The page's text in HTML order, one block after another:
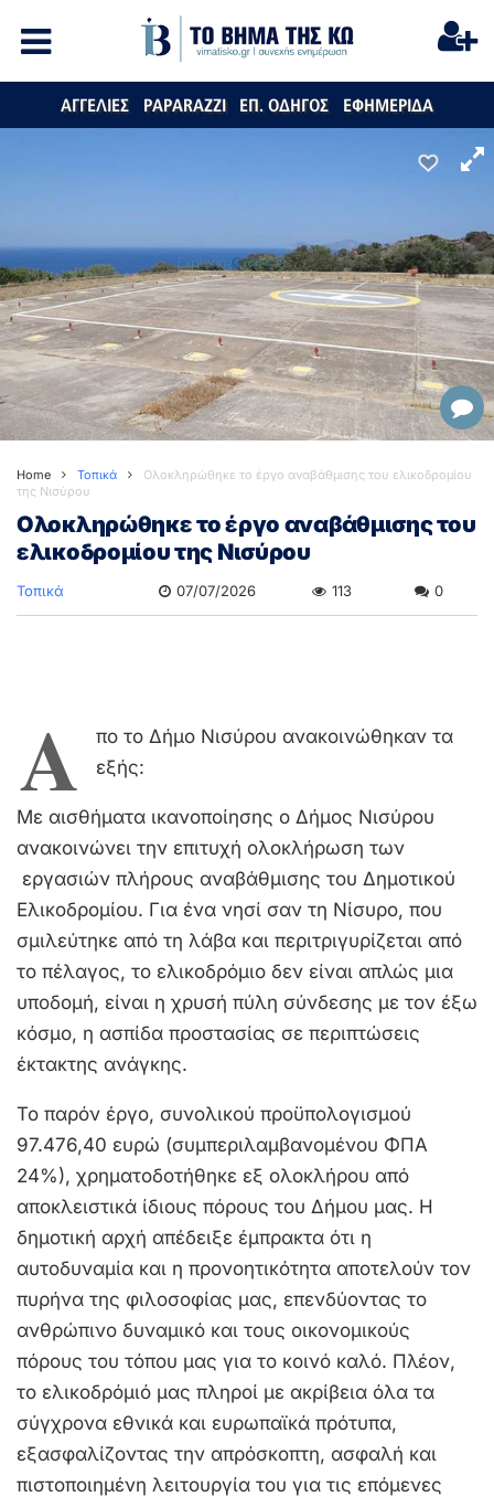
ΑΓΓΕΛΙΕΣ PAPARAZZI ΕΠ. ΟΔΗΓΟΣ ΕΦΗΜΕΡΙΔΑ
Home Τοπικά
Ολοκληρώθηκε το έργο αναβάθμισης του ελικοδρομίου
της Νισύρου
Ολοκληρώθηκε το έργο αναβάθμισης του
ελικοδρομίου της Νισύρου
Τοπικά 07/07/2026 113 0
Α
πο το Δήμο Νισύρου ανακοινώθηκαν τα
εξής:
Με αισθήματα ικανοποίησης ο Δήμος Νισύρου
ανακοινώνει την επιτυχή ολοκλήρωση των
εργασιών πλήρους αναβάθμισης του Δημοτικού
Ελικοδρομίου. Για ένα νησί σαν τη Νίσυρο, που
σμιλεύτηκε από τη λάβα και περιτριγυρίζεται από
το πέλαγος, το ελικοδρόμιο δεν είναι απλώς μια
υποδομή, είναι η χρυσή πύλη σύνδεσης με τον έξω
κόσμο, η ασπίδα προστασίας σε περιπτώσεις
έκτακτης ανάγκης.
Το παρόν έργο, συνολικού προϋπολογισμού
97.476,40 ευρώ (συμπεριλαμβανομένου ΦΠΑ
24%), χρηματοδοτήθηκε εξ ολοκλήρου από
αποκλειστικά ίδιους πόρους του Δήμου μας. Η
δημοτική αρχή απέδειξε έμπρακτα ότι η
αυτοδυναμία και η προνοητικότητα αποτελούν τον
πυρήνα της φιλοσοφίας μας, επενδύοντας το
ανθρώπινο δυναμικό και τους οικονομικούς
πόρους του τόπου μας για το κοινό καλό. Πλέον,
το ελικοδρόμιό μας πληροί με ακρίβεια όλα τα
σύγχρονα εθνικά και ευρωπαϊκά πρότυπα,
εξασφαλίζοντας την απρόσκοπτη, ασφαλή και
πιστοποιημένη λειτουργία του για τις επόμενες